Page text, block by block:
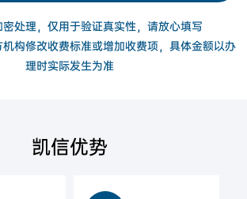
处理，仅用于验证真实性，请放心填写
构修改收费标准或增加收费项，具体金额以办
理时实际发生为准
凯信优势